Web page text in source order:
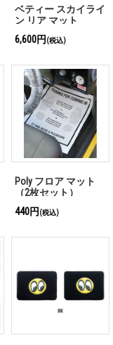
ベティー スカイライ
ン リア マット
6,600円 (税込)
Poly フロア マット
（2枚セット）
440円 (税込)